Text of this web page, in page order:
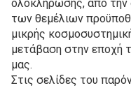
ολοκλήρωσης, από την
των θεμέλιων
μικρής
μετάβαση στην εποχή
μας.
Στις σελίδες του